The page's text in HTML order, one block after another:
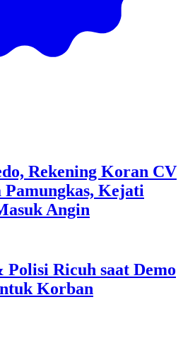
Rekening Koran CV
Pamungkas, Kejati
Angin
Ricuh saat Demo
Korban